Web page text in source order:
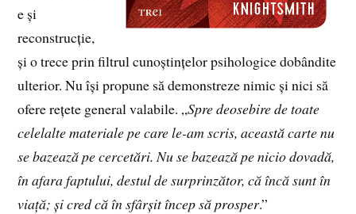
e și
reconstrucție,
și o trece prin filtrul cunoștințelor psihologice dobândite
ulterior. Nu își propune să demonstreze nimic și nici să
ofere rețete general valabile. „Spre deosebire de toate
celelalte materiale pe care le-am scris, această carte nu
se bazează pe cercetări. Nu se bazează pe nicio dovadă,
în afara faptului, destul de surprinzător, că încă sunt în
viață; și cred că în sfârșit încep să prosper.”